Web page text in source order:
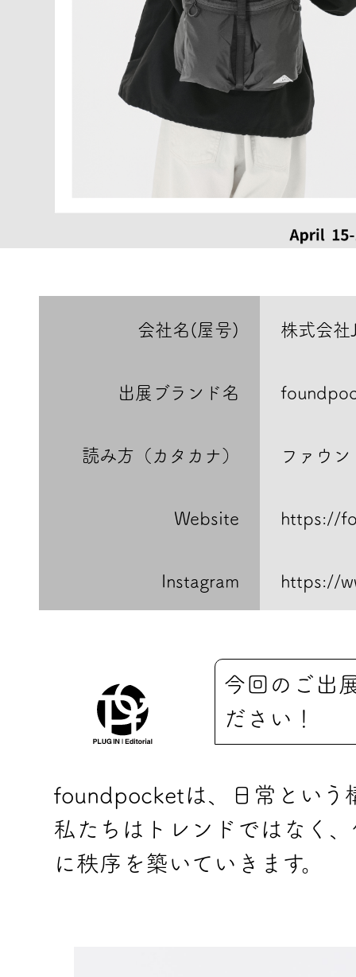
会社名(屋号) 株式会社
出展ブランド名
読み方（カタカナ） ファウ
Website https://
Instagram https://
今回のご出
ださい！
foundpocketは、日常という
私たちはトレンドではなく
に秩序を築いていきます。